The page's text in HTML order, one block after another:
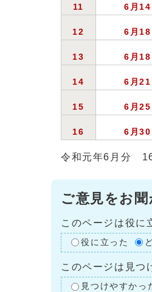
11 6 月14
12 6 月18
13 6 月18
14 6 月21
15 6 月25
16 6 月30
令和元年6月分
ご意見をお
このページは役に
役に立った
このページは見つ
見つけやすかっ